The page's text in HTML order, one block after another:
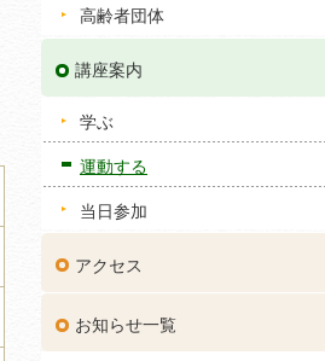
高齢者団体
講座案内
学ぶ
運動する
当日参加
アクセス
お知らせ一覧